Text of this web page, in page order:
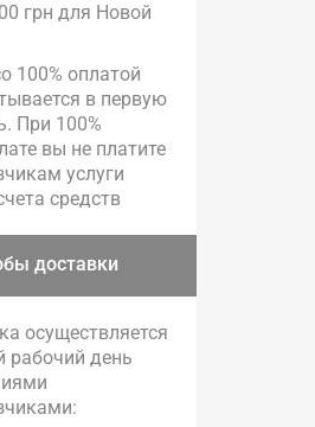
грн для Новой
100% оплатой
в первую
При 100%
вы не платите
услуги
средств
доставки
осуществляется
рабочий день